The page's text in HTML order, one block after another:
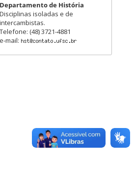
Departamento de História
Disciplinas isoladas e de
intercambistas.
Telefone: (48) 3721-4881
e-mail: